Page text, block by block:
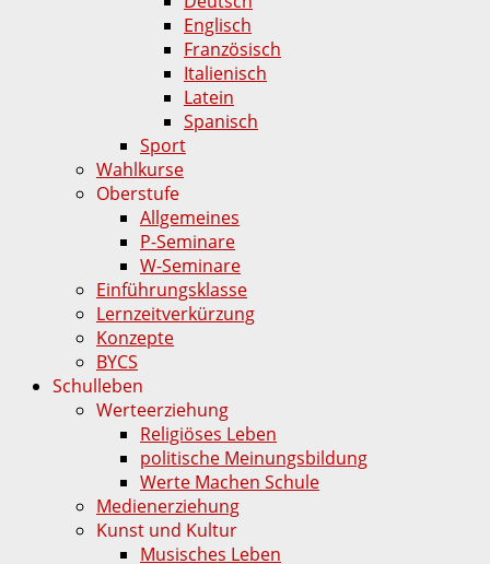
Englisch
Französisch
Italienisch
Latein
Spanisch
Sport
Wahlkurse
Oberstufe
Allgemeines
P-Seminare
W-Seminare
Einführungsklasse
Lernzeitverkürzung
Konzepte
BYCS
Schulleben
Werteerziehung
Religiöses Leben
politische Meinungsbildung
Werte Machen Schule
Medienerziehung
Kunst und Kultur
Musisches Leben